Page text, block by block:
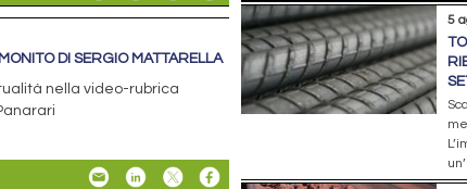
DI SERGIO MATTARELLA
nella video-rubrica
5